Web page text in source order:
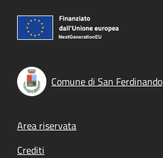
Comune di San Ferdinando
Footer menu
Area riservata
Crediti